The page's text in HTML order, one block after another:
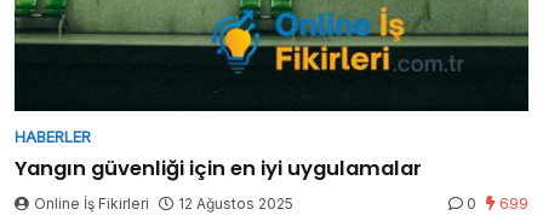
HABERLER
Yangın güvenliği için en iyi uygulamalar
Online İş Fikirleri 12 Ağustos 2025 0 699